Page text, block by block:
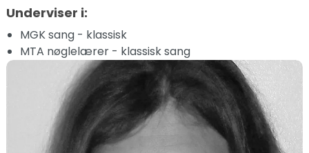
Underviser i:
MGK sang - klassisk
MTA nøglelærer - klassisk sang